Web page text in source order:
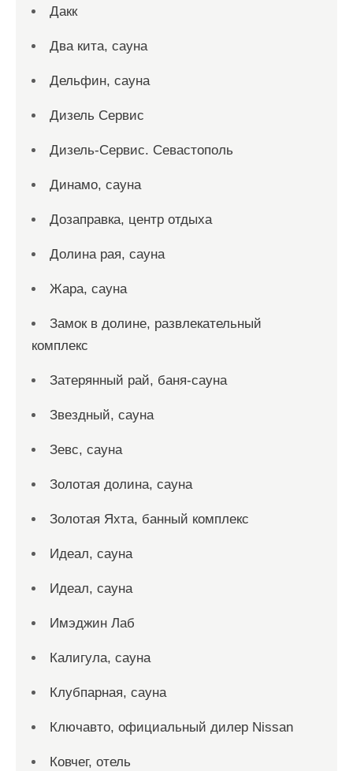
Дакк
Два кита, сауна
Дельфин, сауна
Дизель Сервис
Дизель-Сервис. Севастополь
Динамо, сауна
Дозаправка, центр отдыха
Долина рая, сауна
Жара, сауна
Замок в долине, развлекательный
комплекс
Затерянный рай, баня-сауна
Звездный, сауна
Зевс, сауна
Золотая долина, сауна
Золотая Яхта, банный комплекс
Идеал, сауна
Идеал, сауна
Имэджин Лаб
Калигула, сауна
Клубпарная, сауна
Ключавто, официальный дилер Nissan
Ковчег, отель